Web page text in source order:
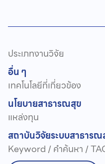
ประเภทงานวิจัย
อื่น ๆ
เทคโนโลยีที่เกี่ยวข้อง
นโยบายสาธารณสุข
แหล่งทุน
สถาบันวิจัยระบบสาธาร
Keyword / คำค้นหา /